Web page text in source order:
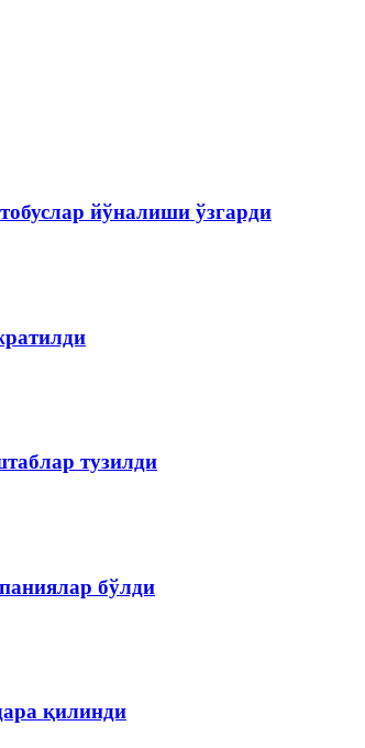
йўналиши ўзгарди
тузилди
бўлди
қилинди